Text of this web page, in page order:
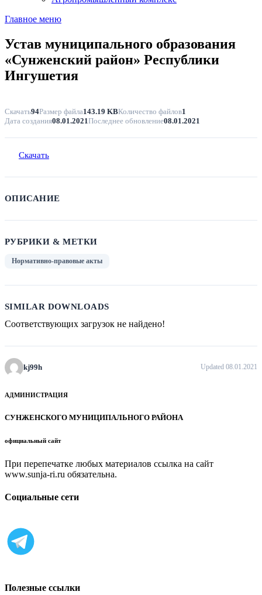
Главное меню
Устав муниципального образования
«Сунженский район» Республики
Ингушетия
Скачать94Размер файла143.19 KBКоличество файлов1
Дата создания08.01.2021Последнее обновление08.01.2021
Скачать
ОПИСАНИЕ
РУБРИКИ & МЕТКИ
Нормативно-правовые акты
SIMILAR DOWNLOADS
Соответствующих загрузок не найдено!
kj99h Updated 08.01.2021
АДМИНИСТРАЦИЯ
СУНЖЕНСКОГО МУНИЦИПАЛЬНОГО РАЙОНА
официальный сайт
При перепечатке любых материалов ссылка на сайт
www.sunja-ri.ru обязательна.
Социальные сети
Полезные ссылки